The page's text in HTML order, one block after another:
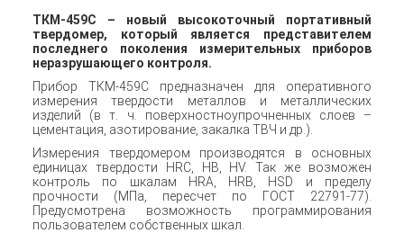
ТКМ-459С – новый высокоточный портативный
твердомер, который является представителем
последнего поколения измерительных приборов
неразрушающего контроля.
Прибор ТКМ-459С предназначен для оперативного
измерения твердости металлов и металлических
изделий (в т. ч. поверхностноупрочненных слоев –
цементация, азотирование, закалка ТВЧ и др.).
Измерения твердомером производятся в основных
единицах твердости HRC, HB, HV. Так же возможен
контроль по шкалам HRA, HRB, HSD и пределу
прочности (МПа, пересчет по ГОСТ 22791-77).
Предусмотрена возможность программирования
пользователем собственных шкал.